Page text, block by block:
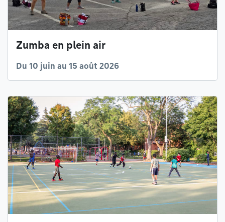
Zumba en plein air
Du 10 juin au 15 août 2026